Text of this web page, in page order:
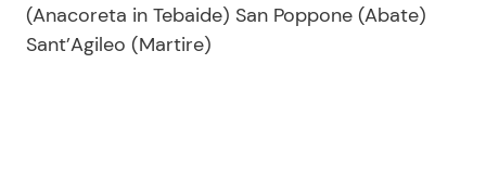
(Anacoreta in Tebaide) San Poppone (Abate)
Sant’Agileo (Martire)